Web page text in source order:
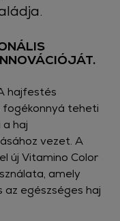
hajfestés
teheti
a haj
vezet. A
új Vitamino Color
amely
egészséges haj